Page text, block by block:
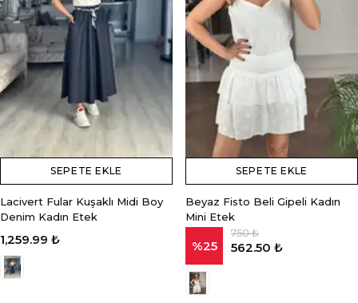
SEPETE EKLE
Lacivert Fular Kuşaklı Midi Boy
Denim Kadın Etek
1,259.99 ₺
SEPETE EKLE
Beyaz Fisto Beli Gipeli Kadın
Mini Etek
%25
750 ₺
562.50 ₺